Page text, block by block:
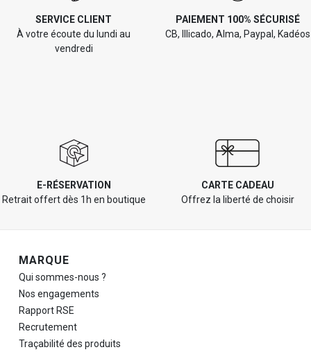
SERVICE CLIENT
À votre écoute du lundi au
vendredi
PAIEMENT 100% SÉCURISÉ
CB, Illicado, Alma, Paypal, Kadéos
E-RÉSERVATION
Retrait offert dès 1h en boutique
CARTE CADEAU
Offrez la liberté de choisir
Navigation de pied de page
MARQUE
Qui sommes-nous ?
Nos engagements
Rapport RSE
Recrutement
Traçabilité des produits